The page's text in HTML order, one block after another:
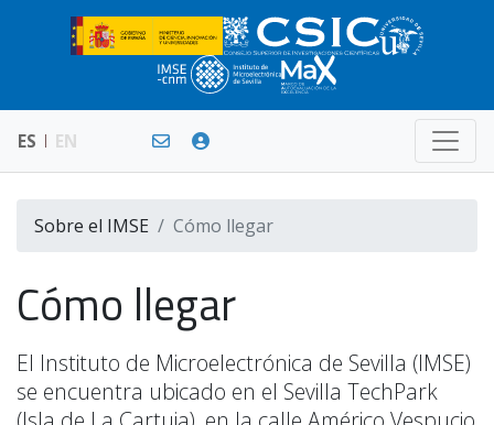
ES EN
Sobre el IMSE Cómo llegar
Cómo llegar
El Instituto de Microelectrónica de Sevilla (IMSE)
se encuentra ubicado en el Sevilla TechPark